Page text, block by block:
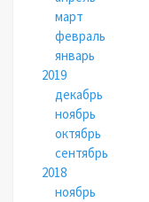
март
февраль
январь
2019
декабрь
ноябрь
октябрь
сентябрь
2018
ноябрь